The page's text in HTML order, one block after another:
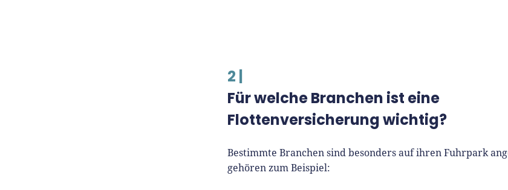
2 |
Für welche Branchen ist eine
Flottenversicherung wichtig?
Bestimmte Branchen sind besonders auf ihren Fuhrpark
gehören zum Beispiel: